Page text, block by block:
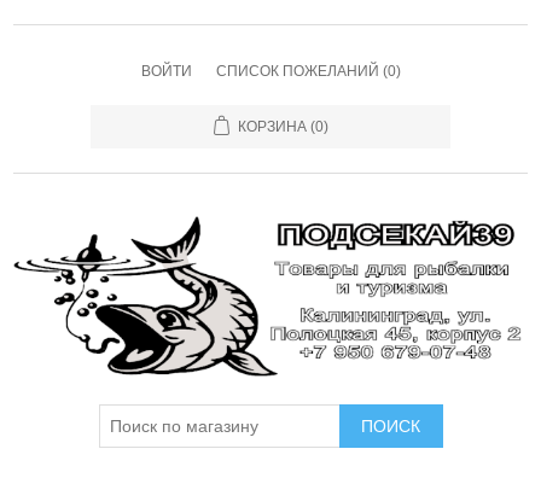
ВОЙТИ СПИСОК ПОЖЕЛАНИЙ (0)
КОРЗИНА (0)
ПОИСК